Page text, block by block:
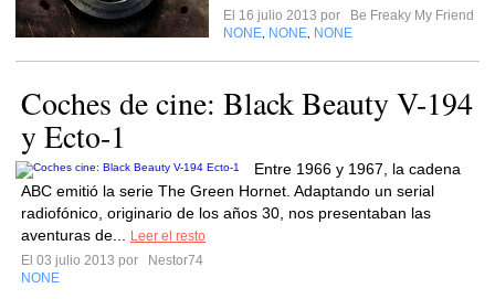
El 16 julio 2013 por
Be Freaky My Friend
NONE NONE NONE
Coches de cine: Black Beauty V-194
y Ecto-1
Entre 1966 y 1967, la cadena
ABC emitió la serie The Green Hornet. Adaptando un serial
radiofónico, originario de los años 30, nos presentaban las
aventuras de...
Leer el resto
El 03 julio 2013 por
Nestor74
NONE